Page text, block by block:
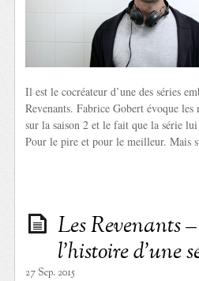
Il est le cocréateur d’une des séries
Revenants. Fabrice Gobert évoque
sur la saison 2 et le fait que la série
Pour le pire et pour le meilleur. Mais
Les Revenants
l’histoire d’une
27 Sep. 2015